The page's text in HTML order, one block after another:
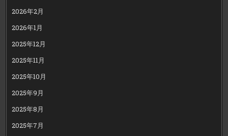
2026年2月
2026年1月
2025年12月
2025年11月
2025年10月
2025年9月
2025年8月
2025年7月